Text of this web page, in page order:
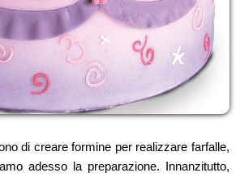
di creare formine per realizzare farfalle,
adesso la preparazione. Innanzitutto,